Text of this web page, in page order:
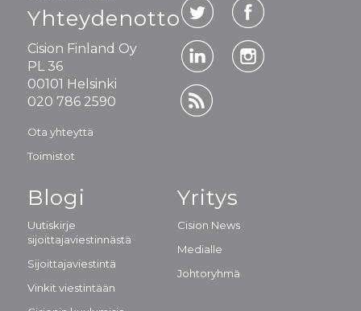
Yhteydenotto
Cision Finland Oy
PL 36
00101 Helsinki
020 786 2590
Ota yhteyttä
Toimistot
Blogi
Uutiskirje
sijoittajaviestinnästä
Sijoittajaviestintä
Vinkit viestintään
Yritys
Cision News
Medialle
Johtoryhmä